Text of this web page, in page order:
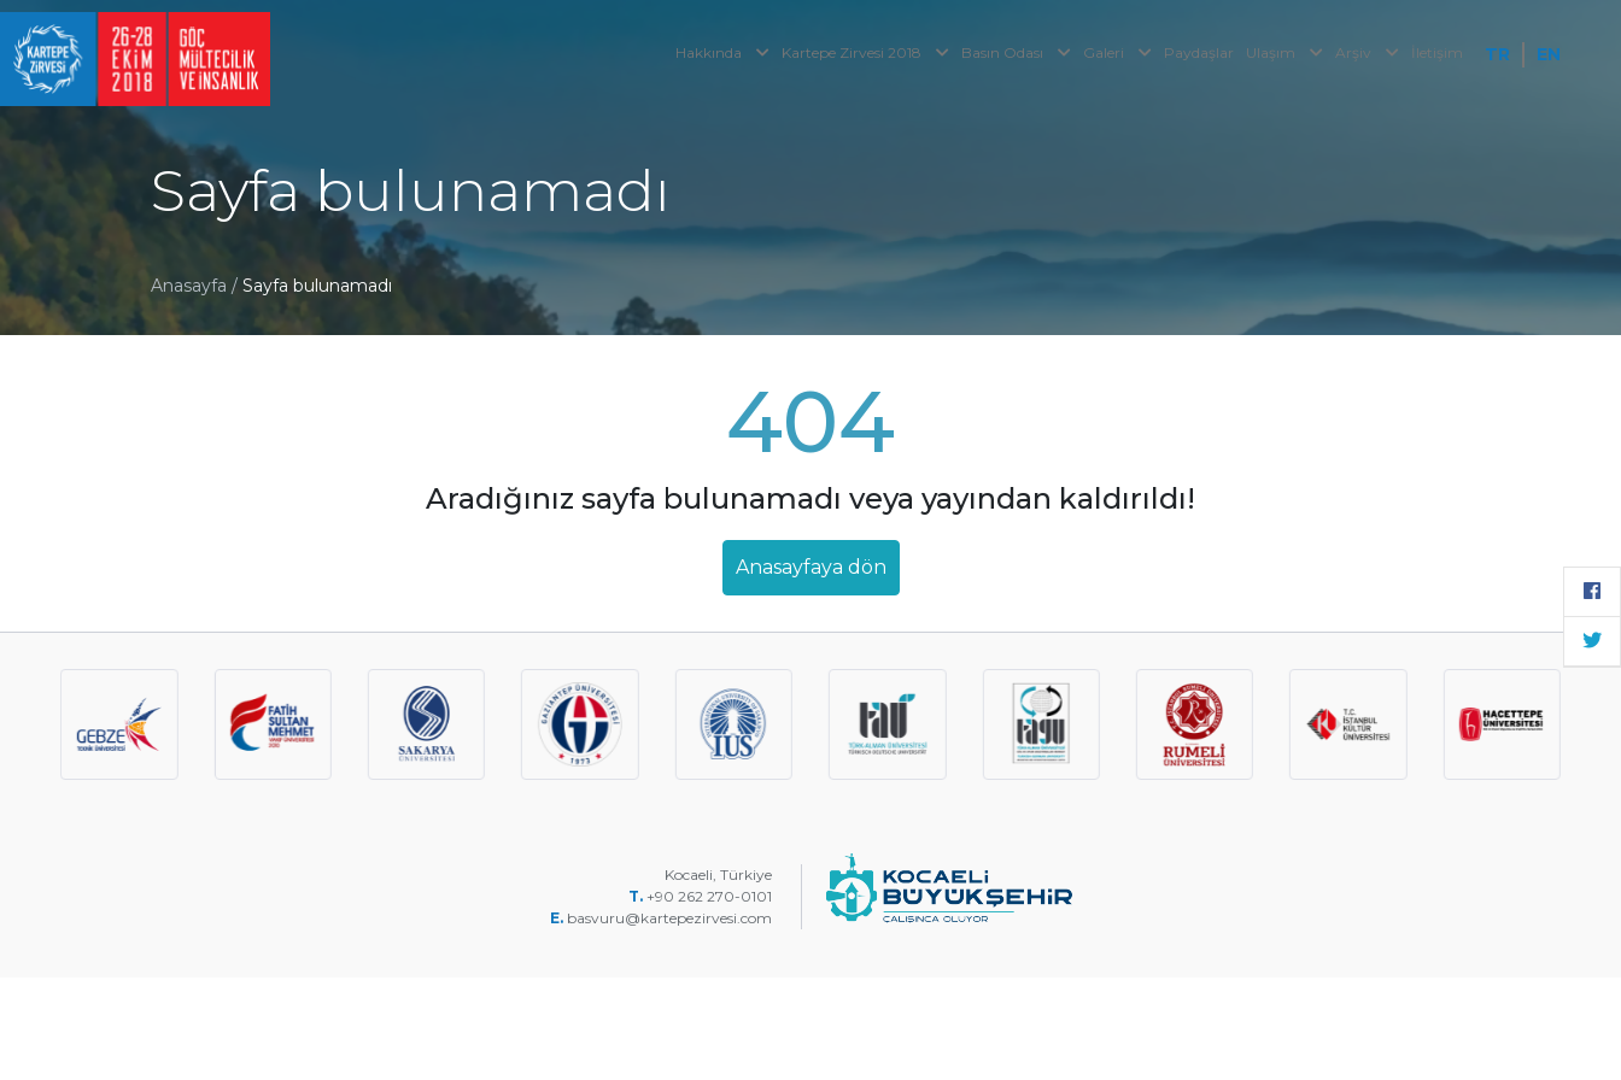
TR EN
Hakkında Kartepe Zirvesi 2018 Basın Odası Galeri Paydaşlar Ulaşım Arşiv İletişim
Sayfa bulunamadı
Anasayfa / Sayfa bulunamadı
404
Aradığınız sayfa bulunamadı veya yayından kaldırıldı!
Anasayfaya dön
Kocaeli, Türkiye
T.+90 262 270-0101
E.basvuru@kartepezirvesi.com